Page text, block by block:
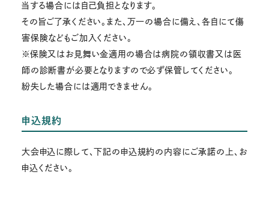
当する場合には自己負担となります。
その旨ご了承ください。また、万一の場合に備え、各自にて傷
害保険などもご加入ください。
※保険又はお見舞い金適用の場合は病院の領収書又は医
師の診断書が必要となりますので必ず保管してください。
紛失した場合には適用できません。
申込規約
大会申込に際して、下記の申込規約の内容にご承諾の上、お
申込ください。